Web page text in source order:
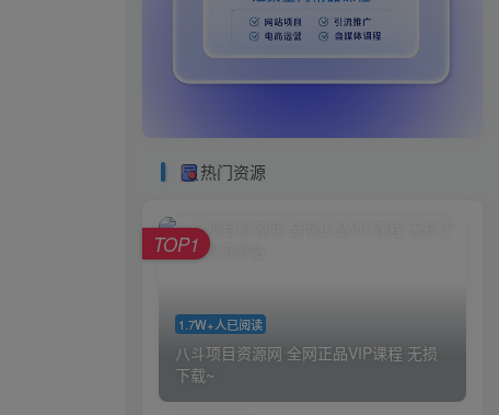
热门资源
1.7W+人已阅读
八斗项目资源网 全网正品VIP课程 无损
下载~
TOP1